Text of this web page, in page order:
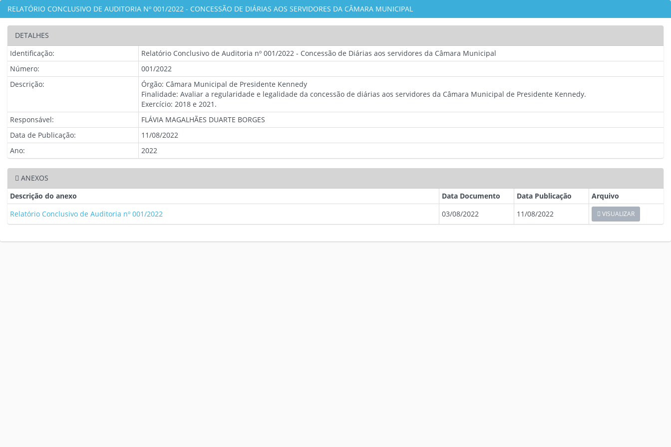
RELATÓRIO CONCLUSIVO DE AUDITORIA Nº 001/2022 - CONCESSÃO DE DIÁRIAS AOS SERVIDORES DA CÂMARA MUNICIPAL
DETALHES
Identificação:
Relatório Conclusivo de Auditoria nº 001/2022 - Concessão de Diárias aos servidores da Câmara Municipal
Número:
001/2022
Descrição:
Órgão: Câmara Municipal de Presidente Kennedy
Finalidade: Avaliar a regularidade e legalidade da concessão de diárias aos servidores da Câmara Municipal de Presidente Kennedy.
Exercício: 2018 e 2021.
Responsável:
FLÁVIA MAGALHÃES DUARTE BORGES
Data de Publicação:
11/08/2022
Ano:
2022
ANEXOS
Descrição do anexo
Data Documento Data Publicação
Arquivo
Relatório Conclusivo de Auditoria nº 001/2022
03/08/2022 11/08/2022 VISUALIZAR